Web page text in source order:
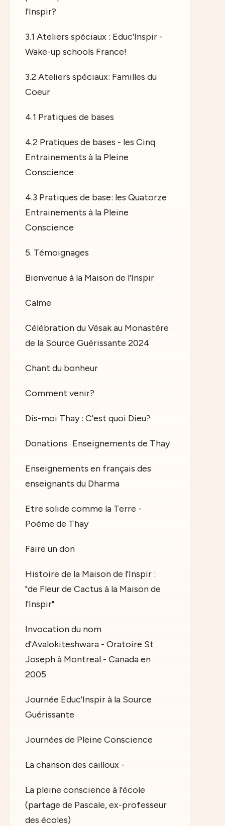
l'Inspir?
3.1 Ateliers spéciaux : Educ'Inspir -
Wake-up schools France!
3.2 Ateliers spéciaux: Familles du
Coeur
4.1 Pratiques de bases
4.2 Pratiques de bases - les Cinq
Entrainements à la Pleine
Conscience
4.3 Pratiques de base: les Quatorze
Entrainements à la Pleine
Conscience
5. Témoignages
Bienvenue à la Maison de l'Inspir
Calme
Célébration du Vésak au Monastère
de la Source Guérissante 2024
Chant du bonheur
Comment venir?
Dis-moi Thay : C'est quoi Dieu?
Donations Enseignements de Thay
Enseignements en français des
enseignants du Dharma
Etre solide comme la Terre -
Poème de Thay
Faire un don
Histoire de la Maison de l'Inspir :
"de Fleur de Cactus à la Maison de
l'Inspir"
Invocation du nom
d'Avalokiteshwara - Oratoire St
Joseph à Montreal - Canada en
2005
Journée Educ'Inspir à la Source
Guérissante
Journées de Pleine Conscience
La chanson des cailloux -
La pleine conscience à l'école
(partage de Pascale, ex-professeur
des écoles)